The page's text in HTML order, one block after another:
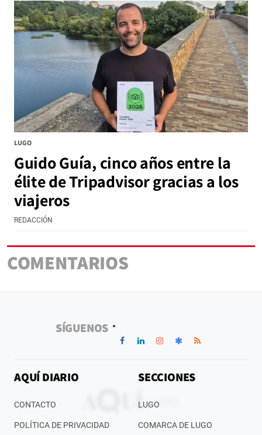
LUGO
Guido Guía, cinco años entre la
élite de Tripadvisor gracias a los
viajeros
REDACCIÓN
COMENTARIOS
SÍGUENOS
AQUÍ DIARIO
CONTACTO
POLÍTICA DE PRIVACIDAD
SECCIONES
LUGO
COMARCA DE LUGO